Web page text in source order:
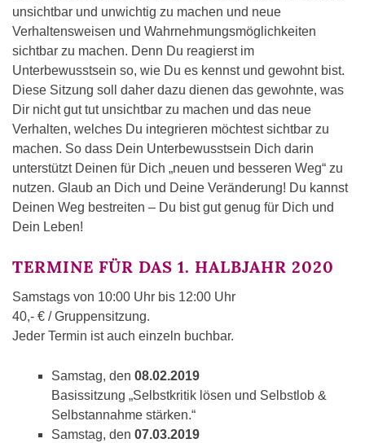
unsichtbar und unwichtig zu machen und neue
Verhaltensweisen und Wahrnehmungsmöglichkeiten
sichtbar zu machen. Denn Du reagierst im
Unterbewusstsein so, wie Du es kennst und gewohnt bist.
Diese Sitzung soll daher dazu dienen das gewohnte, was
Dir nicht gut tut unsichtbar zu machen und das neue
Verhalten, welches Du integrieren möchtest sichtbar zu
machen. So dass Dein Unterbewusstsein Dich darin
unterstützt Deinen für Dich „neuen und besseren Weg“ zu
nutzen. Glaub an Dich und Deine Veränderung! Du kannst
Deinen Weg bestreiten – Du bist gut genug für Dich und
Dein Leben!
TERMINE FÜR DAS 1. HALBJAHR 2020
Samstags von 10:00 Uhr bis 12:00 Uhr
40,- € / Gruppensitzung.
Jeder Termin ist auch einzeln buchbar.
Samstag, den 08.02.2019
Basissitzung „Selbstkritik lösen und Selbstlob &
Selbstannahme stärken.“
Samstag, den 07.03.2019